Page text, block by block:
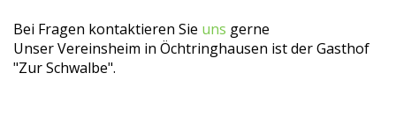
Bei Fragen kontaktieren Sie uns gerne
Unser Vereinsheim in Öchtringhausen ist der Gasthof
"Zur Schwalbe".